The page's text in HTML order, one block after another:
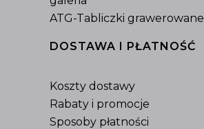
ATG-Tabliczki grawerowane
DOSTAWA I PŁATNOŚĆ
Koszty dostawy
Rabaty i promocje
Sposoby płatności